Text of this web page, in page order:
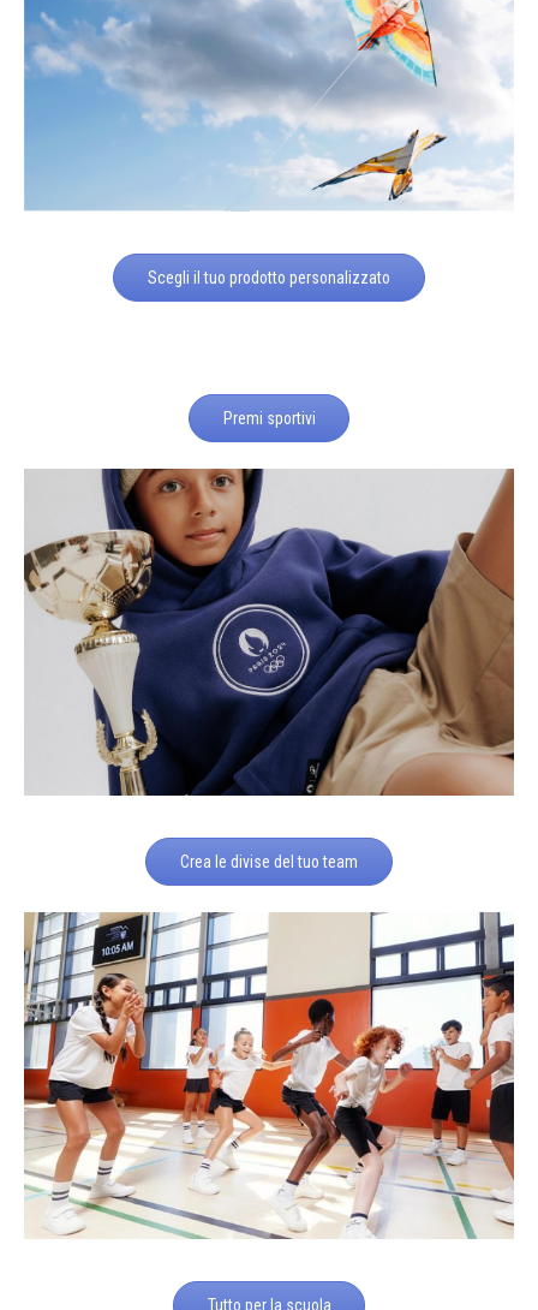
Scegli il tuo prodotto personalizzato
Premi sportivi
Crea le divise del tuo team
Tutto per la scuola